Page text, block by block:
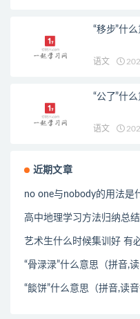
“移步”什
语文
“公了”什
语文
近期文章
no one与nobody的用法是
高中地理学习方法归纳总
艺术生什么时候集训好 有
“骨渌渌”什么意思（拼音,读
“餤饼”什么意思（拼音,读音